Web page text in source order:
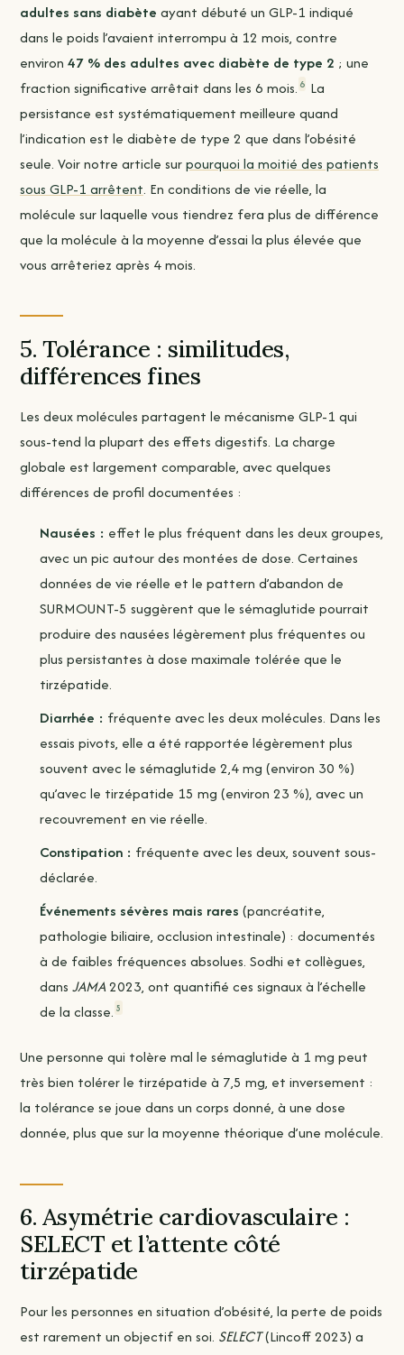
adultes sans diabète ayant débuté un GLP-1 indiqué
dans le poids l’avaient interrompu à 12 mois, contre
environ 47 % des adultes avec diabète de type 2 ; une
fraction significative arrêtait dans les 6 mois. 6 La
persistance est systématiquement meilleure quand
l’indication est le diabète de type 2 que dans l’obésité
seule. Voir notre article surpourquoi la moitié des patients
sous GLP-1 arrêtent. En conditions de vie réelle, la
molécule sur laquelle vous tiendrez fera plus de différence
que la molécule à la moyenne d’essai la plus élevée que
vous arrêteriez après 4 mois.
5. Tolérance : similitudes,
différences fines
Les deux molécules partagent le mécanisme GLP-1 qui
sous-tend la plupart des effets digestifs. La charge
globale est largement comparable, avec quelques
différences de profil documentées :
Nausées : effet le plus fréquent dans les deux groupes,
avec un pic autour des montées de dose. Certaines
données de vie réelle et le pattern d’abandon de
SURMOUNT-5 suggèrent que le sémaglutide pourrait
produire des nausées légèrement plus fréquentes ou
plus persistantes à dose maximale tolérée que le
tirzépatide.
Diarrhée : fréquente avec les deux molécules. Dans les
essais pivots, elle a été rapportée légèrement plus
souvent avec le sémaglutide 2,4 mg (environ 30 %)
qu’avec le tirzépatide 15 mg (environ 23 %), avec un
recouvrement en vie réelle.
Constipation : fréquente avec les deux, souvent sous-
déclarée.
Événements sévères mais rares (pancréatite,
pathologie biliaire, occlusion intestinale) : documentés
à de faibles fréquences absolues. Sodhi et collègues,
dansJAMA2023, ont quantifié ces signaux à l’échelle
de la classe. 5
Une personne qui tolère mal le sémaglutide à 1 mg peut
très bien tolérer le tirzépatide à 7,5 mg, et inversement :
la tolérance se joue dans un corps donné, à une dose
donnée, plus que sur la moyenne théorique d’une molécule.
6. Asymétrie cardiovasculaire :
SELECT et l’attente côté
tirzépatide
Pour les personnes en situation d’obésité, la perte de poids
est rarement un objectif en soi. SELECT(Lincoff 2023) a